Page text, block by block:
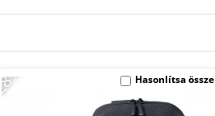
-28% Hasonlítsa össze